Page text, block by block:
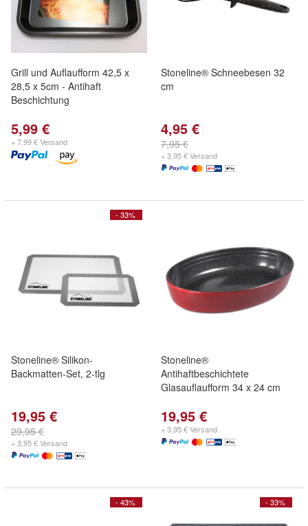
Grill und Auflaufform 42,5 x
28,5 x 5cm - Antihaft
Beschichtung
5,99 €
+ 7,99 € Versand
Stoneline® Schneebesen 32
cm
4,95 €
7,95 €
+ 3,95 € Versand
- 33%
Stoneline® Silikon-
Backmatten-Set, 2-tlg
19,95 €
29,95 €
+ 3,95 € Versand
Stoneline®
Antihaftbeschichtete
Glasauflaufform 34 x 24 cm
19,95 €
+ 3,95 € Versand
- 43% - 33%